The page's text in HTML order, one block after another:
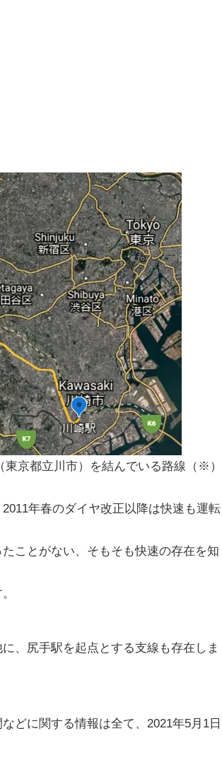
東京都立川市）を結んでいる路線（※）
年春のダイヤ改正以降は快速も運転
ことがない、そもそも快速の存在を知
、尻手駅を起点とする支線も存在しま
どに関する情報は全て、2021年5月1日